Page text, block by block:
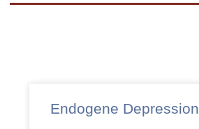
Endogene Depression